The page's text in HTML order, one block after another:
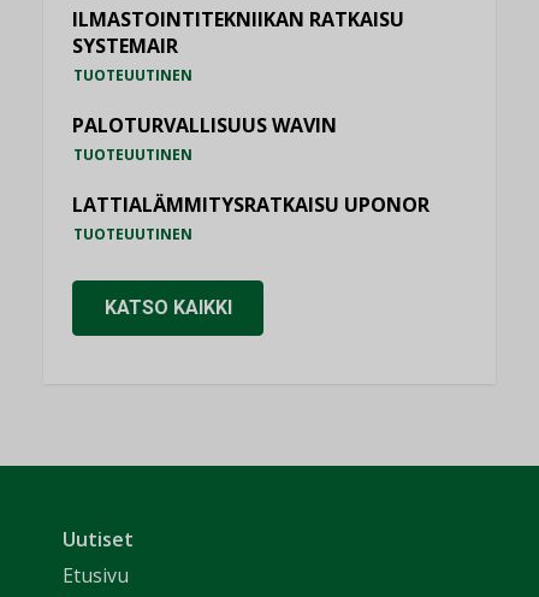
ILMASTOINTITEKNIIKAN RATKAISU
SYSTEMAIR
TUOTEUUTINEN
PALOTURVALLISUUS WAVIN
TUOTEUUTINEN
LATTIALÄMMITYSRATKAISU UPONOR
TUOTEUUTINEN
KATSO KAIKKI
Uutiset
Etusivu